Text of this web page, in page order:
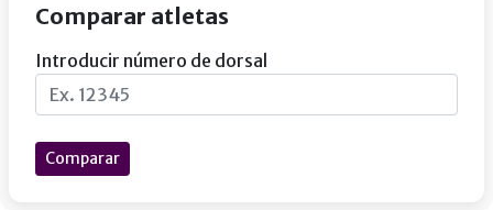
Comparar atletas
Introducir número de dorsal
Comparar